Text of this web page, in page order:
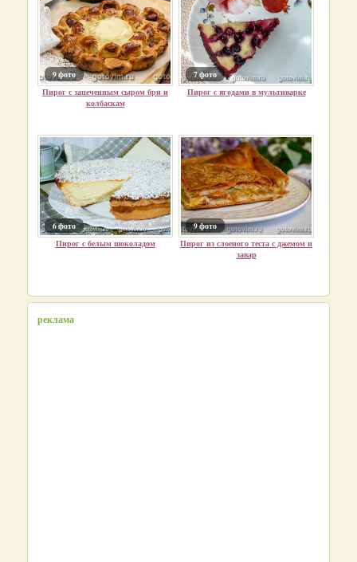
9 фото
Пирог с запеченным сыром бри и
колбаскам
7 фото
Пирог с ягодами в мультиварке
6 фото
Пирог с белым шоколадом
9 фото
Пирог из слоеного теста с джемом и
завар
реклама